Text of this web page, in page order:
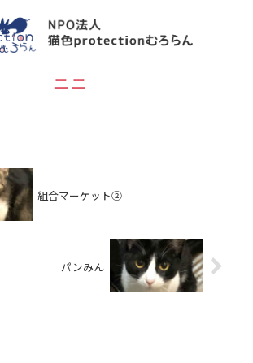
ニニ
組合マーケット②
パンみん